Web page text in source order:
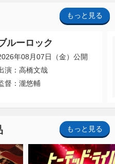
もっと見る
ルーロック
年08月07日（金）公開
演：高橋文哉
督：瀧悠輔
もっと見る